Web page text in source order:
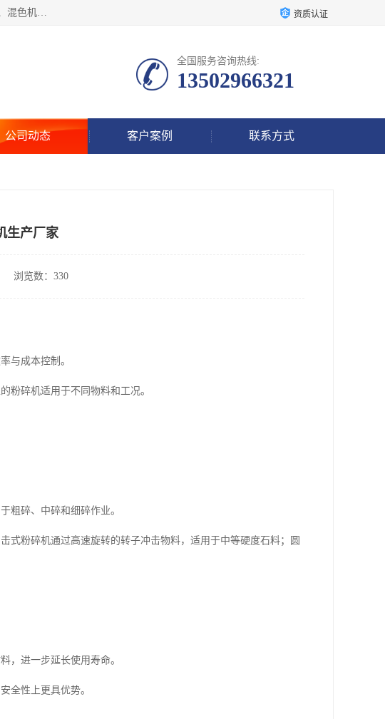
汕头经济特区震龙塑料机械有限公司专注于制造强力粉碎机、静音粉碎机、塑料粉碎机、强力塑料粉碎机、干燥混色机、混色机、冷水机、上料机等塑料辅助机械。 资质认证
全国服务咨询热线:
13502966321
公司动态 客户案例 联系方式
生产厂家
浏览数：330
与成本控制。
粉碎机适用于不同物料和工况。
粗碎、中碎和细碎作业。
式粉碎机通过高速旋转的转子冲击物料，适用于中等硬度石料；圆
，进一步延长使用寿命。
全性上更具优势。